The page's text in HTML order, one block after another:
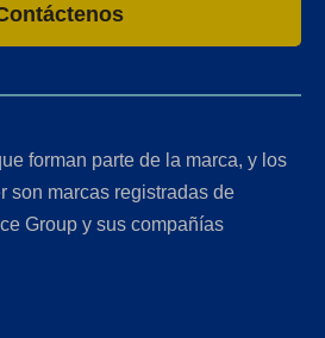
forman parte de la marca, y los
son marcas registradas de
Group y sus compañías